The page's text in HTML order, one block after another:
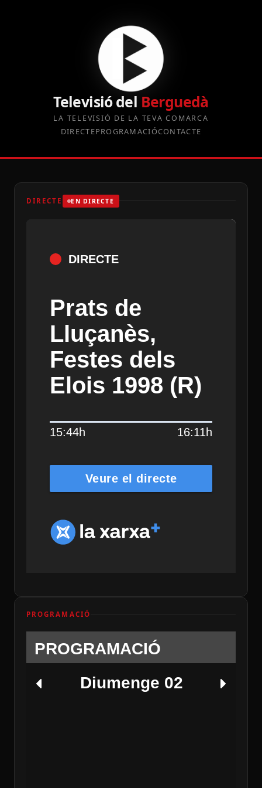
Televisió del Berguedà
LA TELEVISIÓ DE LA TEVA COMARCA
DIRECTEPROGRAMACIÓCONTACTE
DIRECTE EN DIRECTE
DIRECTE
Prats de
Lluçanès,
Festes dels
Elois 1998 (R)
15:44h 16:11h
Veure el directe
PROGRAMACIÓ
PROGRAMACIÓ
Diumenge 02